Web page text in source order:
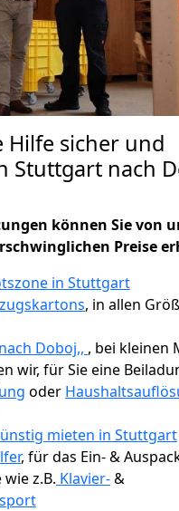
Hilfe sicher und
Stuttgart nach
können Sie von
Preise
in Stuttgart
, in allen
Doboj,, , bei kleinen
wir, für Sie eine
oder
mieten in Stuttgart
, für das Ein- &
z.B. Klavier-&